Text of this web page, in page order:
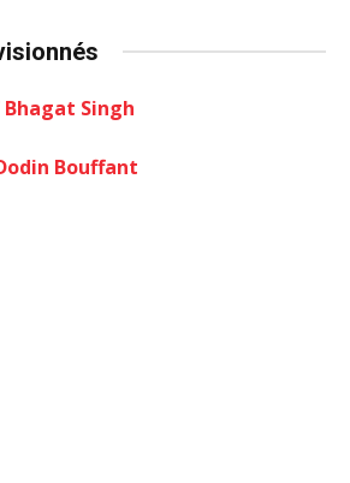
Singh
Bouffant